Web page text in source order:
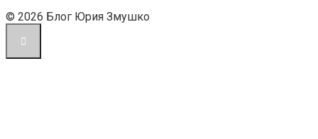
© 2026 Блог Юрия Змушко